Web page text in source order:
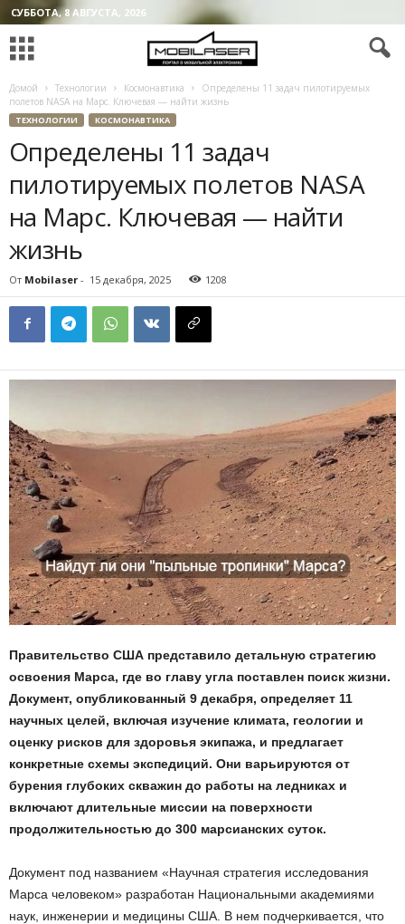
СУББОТА, 8 АВГУСТА, 2026
Домой Технологии Космонавтика
Определены 11 задач пилотируемых
полетов NASA на Марс. Ключевая — найти жизнь
ТЕХНОЛОГИИ КОСМОНАВТИКА
Определены 11 задач
пилотируемых полетов NASA
на Марс. Ключевая — найти
жизнь
От Mobilaser - 15 декабря, 2025 1208
Правительство США представило детальную стратегию
освоения Марса, где во главу угла поставлен поиск жизни.
Документ, опубликованный 9 декабря, определяет 11
научных целей, включая изучение климата, геологии и
оценку рисков для здоровья экипажа, и предлагает
конкретные схемы экспедиций. Они варьируются от
бурения глубоких скважин до работы на ледниках и
включают длительные миссии на поверхности
продолжительностью до 300 марсианских суток.
Документ под названием «Научная стратегия исследования
Марса человеком» разработан Национальными академиями
наук, инженерии и медицины США. В нем подчеркивается, что